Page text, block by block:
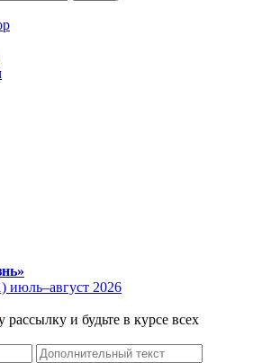
июль–август 2026
и будьте в курсе всех